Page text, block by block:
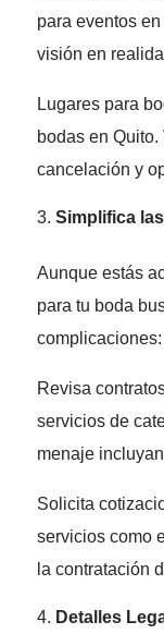
para eventos
visión en
Lugares para
bodas en
cancelación y
Simplifica
Aunque estás
para tu boda
complicaciones:
Revisa
servicios de
menaje
Solicita
servicios como
la contratación
Detalles